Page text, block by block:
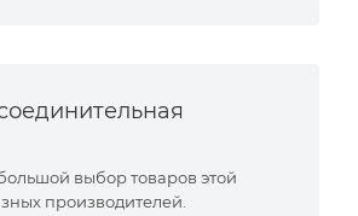
выбор товаров этой
производителей.